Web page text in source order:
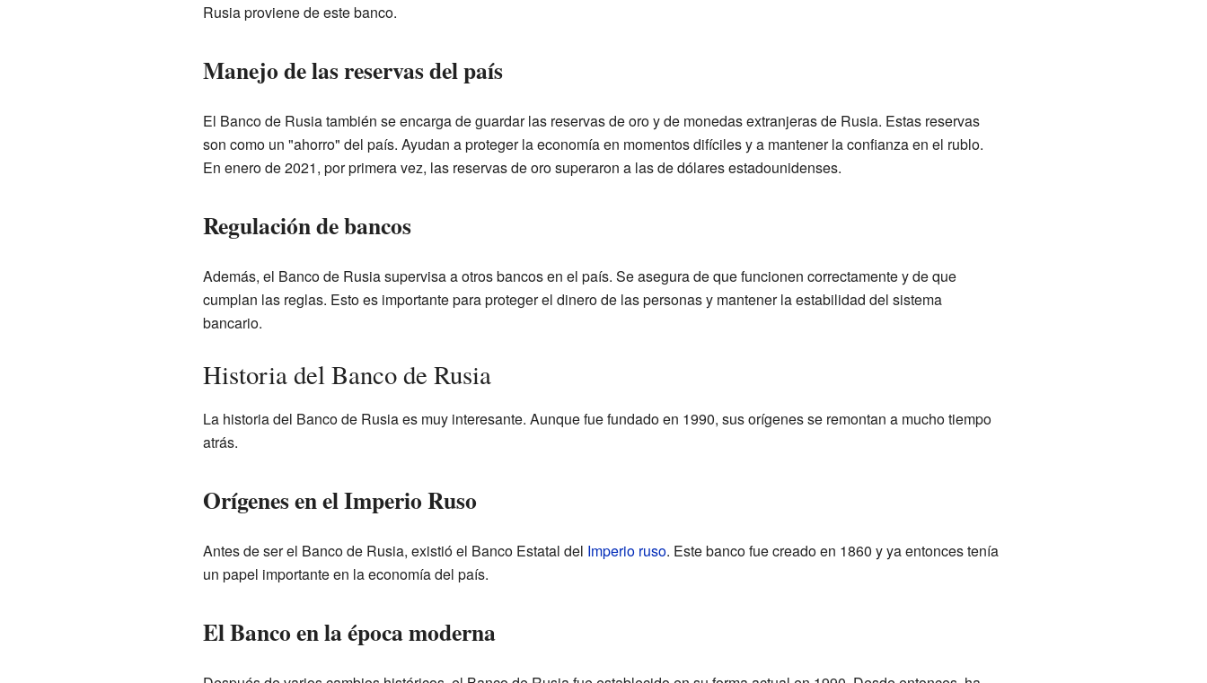
Rusia proviene de este banco.
Manejo de las reservas del país
El Banco de Rusia también se encarga de guardar las reservas de oro y de monedas extranjeras de Rusia. Estas reservas
son como un "ahorro" del país. Ayudan a proteger la economía en momentos difíciles y a mantener la confianza en el rublo.
En enero de 2021, por primera vez, las reservas de oro superaron a las de dólares estadounidenses.
Regulación de bancos
Además, el Banco de Rusia supervisa a otros bancos en el país. Se asegura de que funcionen correctamente y de que
cumplan las reglas. Esto es importante para proteger el dinero de las personas y mantener la estabilidad del sistema
bancario.
Historia del Banco de Rusia
La historia del Banco de Rusia es muy interesante. Aunque fue fundado en 1990, sus orígenes se remontan a mucho tiempo
atrás.
Orígenes en el Imperio Ruso
Antes de ser el Banco de Rusia, existió el Banco Estatal del Imperio ruso. Este banco fue creado en 1860 y ya entonces tenía
un papel importante en la economía del país.
El Banco en la época moderna